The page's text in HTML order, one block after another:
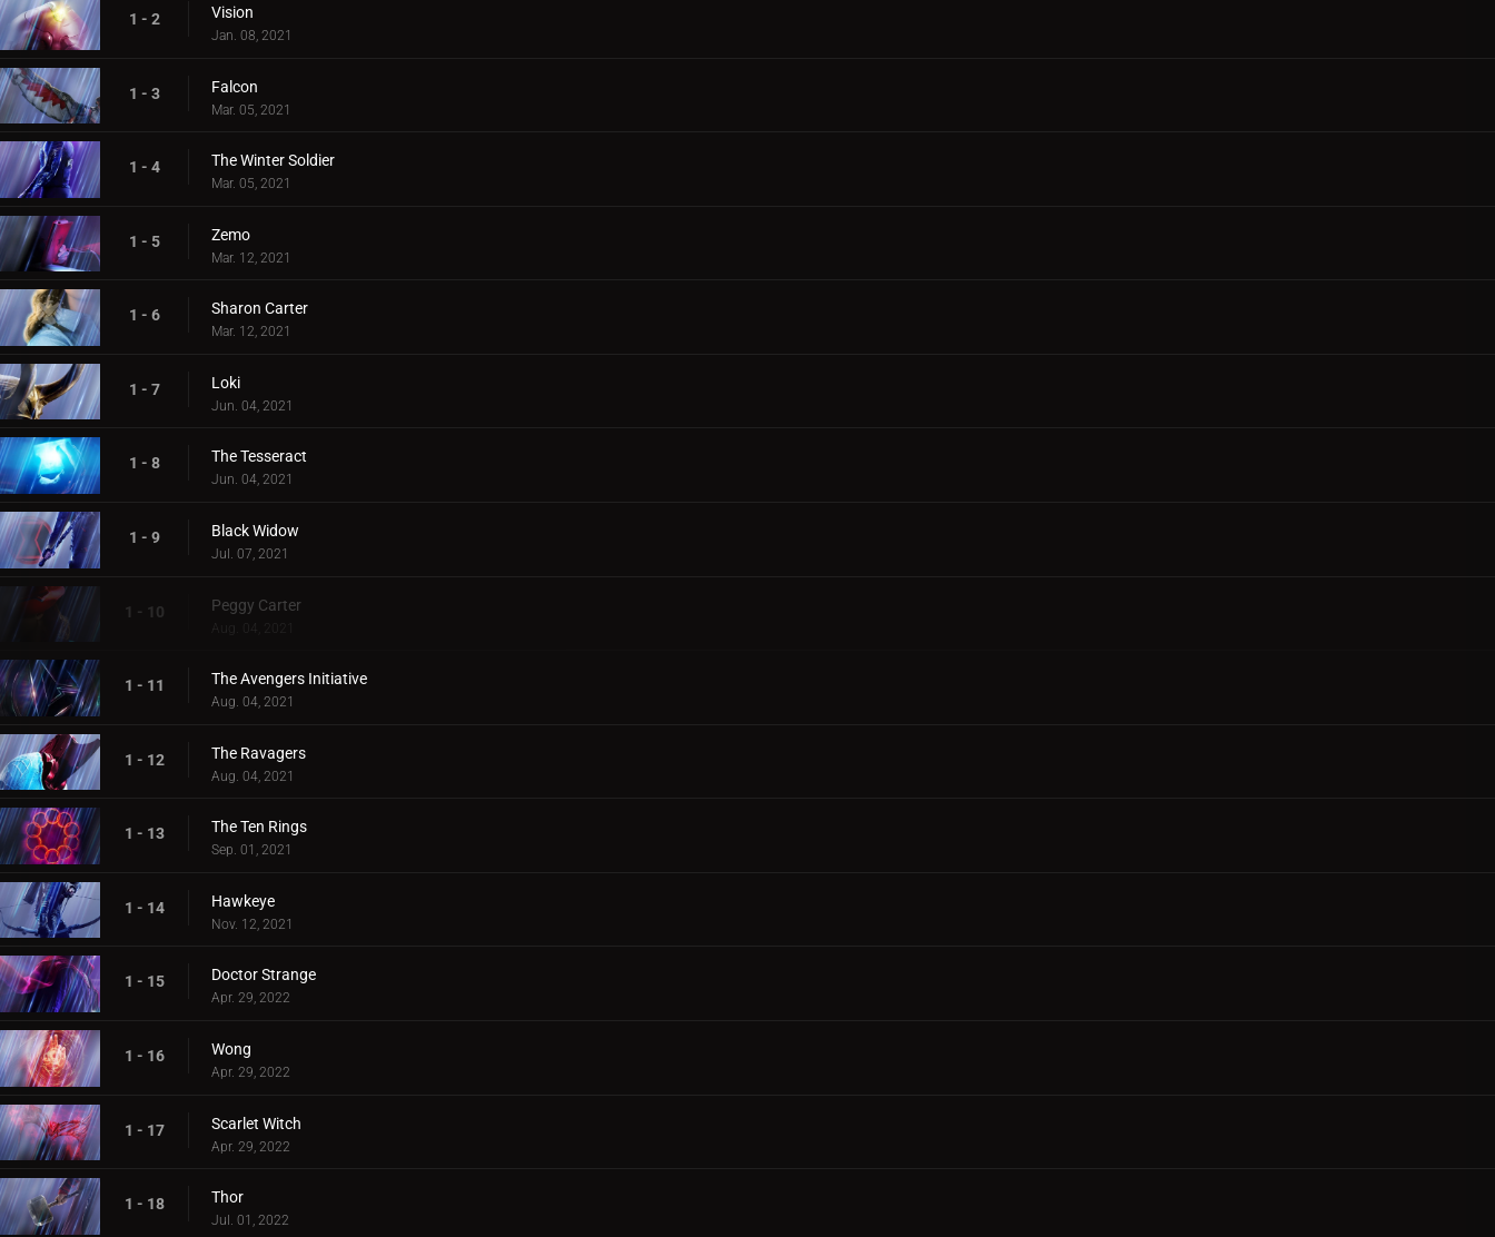
1 - 2 Vision
Jan. 08, 2021
1 - 3 Falcon
Mar. 05, 2021
1 - 4 The Winter Soldier
Mar. 05, 2021
1 - 5 Zemo
Mar. 12, 2021
1 - 6 Sharon Carter
Mar. 12, 2021
1 - 7 Loki
Jun. 04, 2021
1 - 8 The Tesseract
Jun. 04, 2021
1 - 9 Black Widow
Jul. 07, 2021
1 - 10 Peggy Carter
Aug. 04, 2021
1 - 11 The Avengers Initiative
Aug. 04, 2021
1 - 12 The Ravagers
Aug. 04, 2021
1 - 13 The Ten Rings
Sep. 01, 2021
1 - 14 Hawkeye
Nov. 12, 2021
1 - 15 Doctor Strange
Apr. 29, 2022
1 - 16 Wong
Apr. 29, 2022
1 - 17 Scarlet Witch
Apr. 29, 2022
1 - 18 Thor
Jul. 01, 2022